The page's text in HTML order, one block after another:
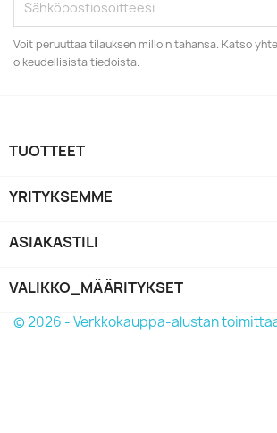
Voit peruuttaa tilauksen milloin tahansa. Katso
oikeudellisista tiedoista.
TUOTTEET
YRITYKSEMME
ASIAKASTILI
VALIKKO_MÄÄRITYKSET
© 2026 - Verkkokauppa-alustan